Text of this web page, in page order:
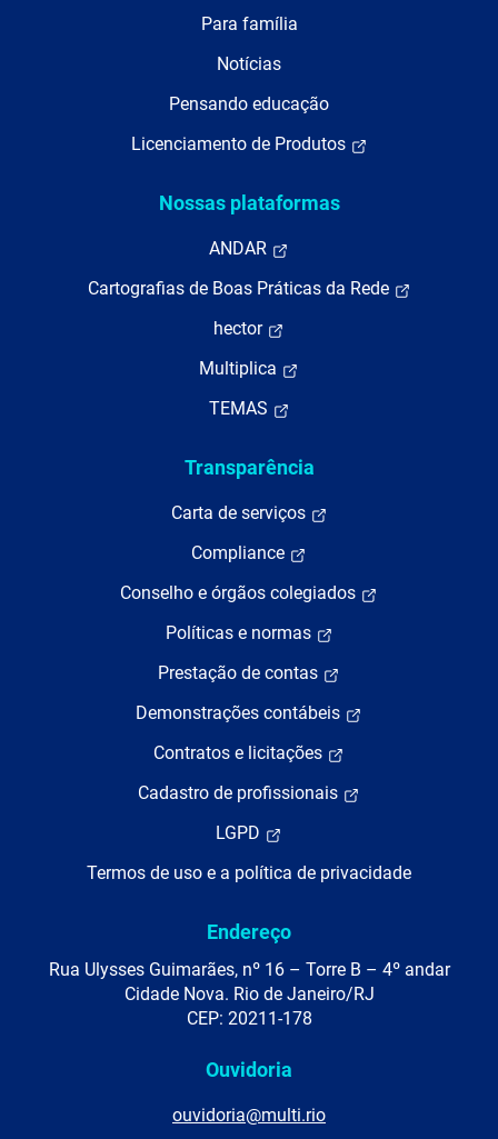
Para família
Notícias
Pensando educação
Licenciamento de Produtos
Nossas plataformas
ANDAR
Cartografias de Boas Práticas da Rede
hector
Multiplica
TEMAS
Transparência
Carta de serviços
Compliance
Conselho e órgãos colegiados
Políticas e normas
Prestação de contas
Demonstrações contábeis
Contratos e licitações
Cadastro de profissionais
LGPD
Termos de uso e a política de privacidade
Endereço
Rua Ulysses Guimarães, nº 16 – Torre B – 4º andar
Cidade Nova. Rio de Janeiro/RJ
CEP: 20211-178
Ouvidoria
ouvidoria@multi.rio